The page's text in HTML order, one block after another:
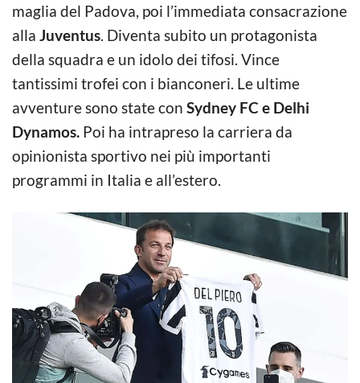
maglia del Padova, poi l’immediata consacrazione
alla Juventus. Diventa subito un protagonista
della squadra e un idolo dei tifosi. Vince
tantissimi trofei con i bianconeri. Le ultime
avventure sono state con Sydney FC e Delhi
Dynamos. Poi ha intrapreso la carriera da
opinionista sportivo nei più importanti
programmi in Italia e all’estero.